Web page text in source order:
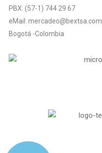
PBX: (57-1) 744 29 67
eMail: mercadeo@bextsa.com
Bogotá -Colombia